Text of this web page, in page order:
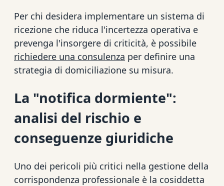
Per chi desidera implementare un sistema di
ricezione che riduca l'incertezza operativa e
prevenga l'insorgere di criticità, è possibile
richiedere una consulenza per definire una
strategia di domiciliazione su misura.
La "notifica dormiente":
analisi del rischio e
conseguenze giuridiche
Uno dei pericoli più critici nella gestione della
corrispondenza professionale è la cosiddetta